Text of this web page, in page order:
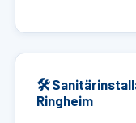
🛠
Ringheim